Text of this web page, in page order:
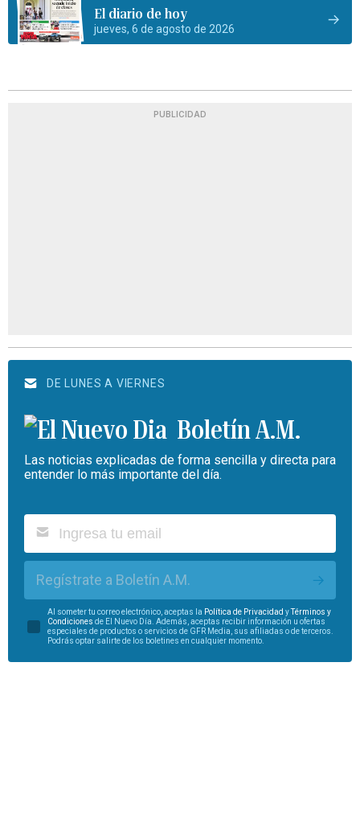
El diario de hoy
jueves, 6 de agosto de 2026
PUBLICIDAD
DE LUNES A VIERNES
Boletín A.M.
Las noticias explicadas de forma sencilla y directa para
entender lo más importante del día.
Regístrate a Boletín A.M.
Al someter tu correo electrónico, aceptas la Política de Privacidad yTérminos y
Condiciones de El Nuevo Día. Además, aceptas recibir información u ofertas
especiales de productos o servicios de GFR Media, sus afiliadas o de terceros.
Podrás optar salirte de los boletines en cualquier momento.